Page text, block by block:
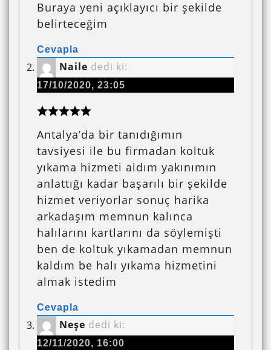
Buraya yeni açıklayıcı bir şekilde
belirteceğim
Cevapla
Naile dedi ki:
17/10/2020, 23:05
Antalya’da bir tanıdığımın
tavsiyesi ile bu firmadan koltuk
yıkama hizmeti aldım yakınımın
anlattığı kadar başarılı bir şekilde
hizmet veriyorlar sonuç harika
arkadaşım memnun kalınca
halılarını kartlarını da söylemişti
ben de koltuk yıkamadan memnun
kaldım be halı yıkama hizmetini
almak istedim
Cevapla
Neşe dedi ki:
12/11/2020, 16:00